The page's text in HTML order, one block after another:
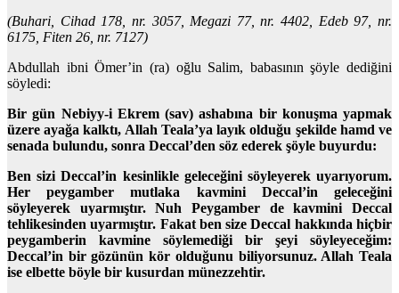
(Buhari, Cihad 178, nr. 3057, Megazi 77, nr. 4402, Edeb 97, nr.
6175, Fiten 26, nr. 7127)
Abdullah ibni Ömer’in (ra) oğlu Salim, babasının şöyle dediğini
söyledi:
Bir gün Nebiyy-i Ekrem (sav) ashabına bir konuşma yapmak
üzere ayağa kalktı, Allah Teala’ya layık olduğu şekilde hamd ve
senada bulundu, sonra Deccal’den söz ederek şöyle buyurdu:
Ben sizi Deccal’in kesinlikle geleceğini söyleyerek uyarıyorum.
Her peygamber mutlaka kavmini Deccal’in geleceğini
söyleyerek uyarmıştır. Nuh Peygamber de kavmini Deccal
tehlikesinden uyarmıştır. Fakat ben size Deccal hakkında hiçbir
peygamberin kavmine söylemediği bir şeyi söyleyeceğim:
Deccal’in bir gözünün kör olduğunu biliyorsunuz. Allah Teala
ise elbette böyle bir kusurdan münezzehtir.